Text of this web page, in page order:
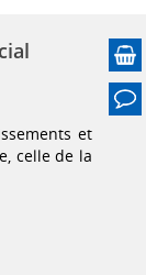
et
celle de la